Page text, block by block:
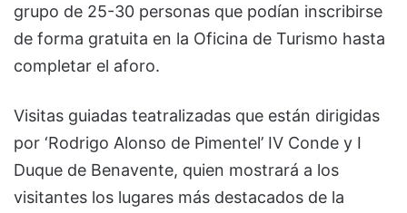
grupo de 25-30 personas que podían inscribirse
de forma gratuita en la Oficina de Turismo hasta
completar el aforo.
Visitas guiadas teatralizadas que están dirigidas
por ‘Rodrigo Alonso de Pimentel’ IV Conde y I
Duque de Benavente, quien mostrará a los
visitantes los lugares más destacados de la